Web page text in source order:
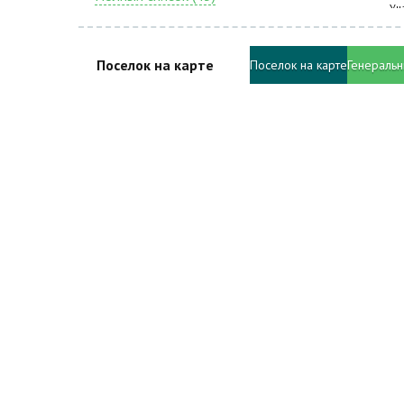
Поселок на карте Поселок на карте